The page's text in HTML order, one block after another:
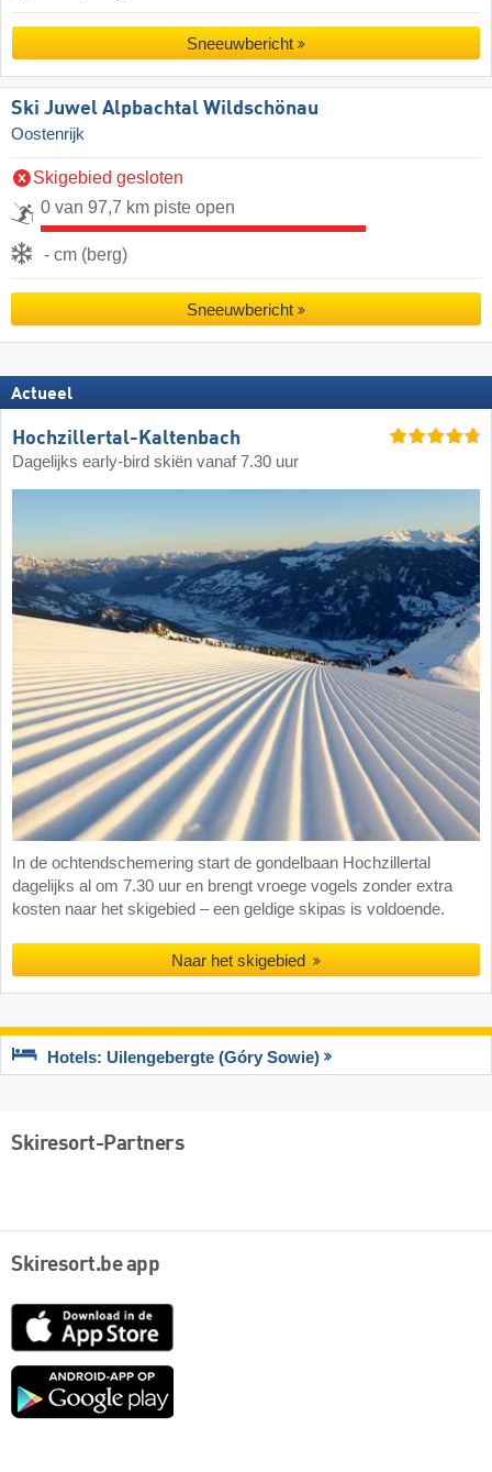
Sneeuwbericht
Ski Juwel Alpbachtal Wildschönau
Oostenrijk
Skigebied gesloten
0 van 97,7 km piste open
- cm (berg)
Sneeuwbericht
Actueel
Hochzillertal-Kaltenbach
Dagelijks early-bird skiën vanaf 7.30 uur
In de ochtendschemering start de gondelbaan Hochzillertal
dagelijks al om 7.30 uur en brengt vroege vogels zonder extra
kosten naar het skigebied – een geldige skipas is voldoende.
Naar het skigebied
Hotels: Uilengebergte (Góry Sowie)
Skiresort-Partners
Skiresort.be app
App
Google